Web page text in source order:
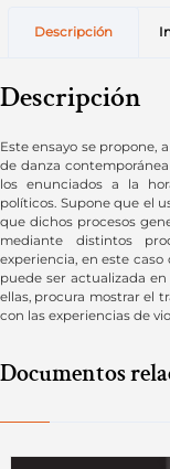
Descripción
Descripción
Este ensayo se propone,
de danza
los enunciados a la
políticos. Supone que el
que dichos procesos
mediante distintos
experiencia, en este
puede ser actualizada
ellas, procura mostrar el
con las experiencias de
Documentos